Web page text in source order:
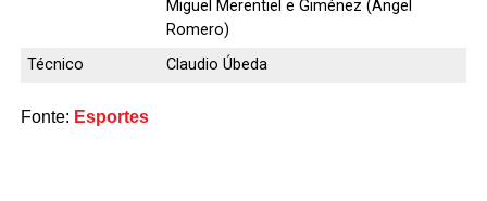
Miguel Merentiel e Giménez (Ángel
Romero)
Técnico
Claudio Úbeda
Fonte: Esportes